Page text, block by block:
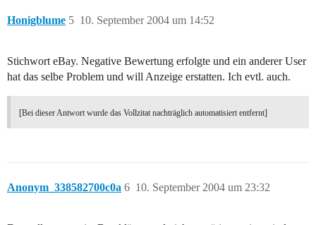
Honigblume 10. September 2004 um 14:52
5
Stichwort eBay. Negative Bewertung erfolgte und ein anderer User
hat das selbe Problem und will Anzeige erstatten. Ich evtl. auch.
[Bei dieser Antwort wurde das Vollzitat nachträglich automatisiert entfernt]
Anonym_338582700c0a 10. September 2004 um 23:32
6